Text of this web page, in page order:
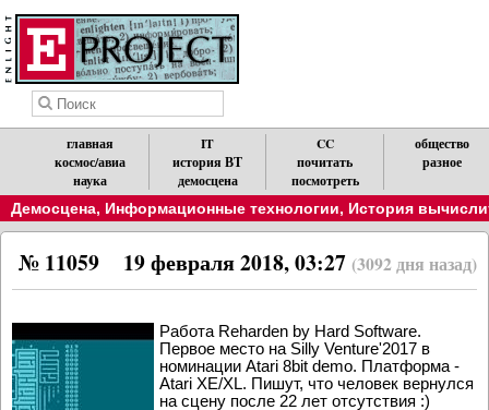
главная
космос/авиа
наука
IT
история ВТ
демосцена
CC
почитать
посмотреть
общество
разное
Демосцена, Информационные технологии, История
19 февраля 2018, 03:27 (3092 дня назад)
№ 11059
Работа Reharden by Hard Software.
Первое место на Silly Venture'2017 в
номинации Atari 8bit demo. Платформа -
Atari XE/XL. Пишут, что человек вернулся
на сцену после 22 лет отсутствия :)